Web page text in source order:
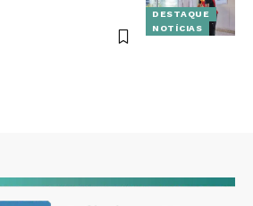
DESTAQUE
NOTÍCIAS